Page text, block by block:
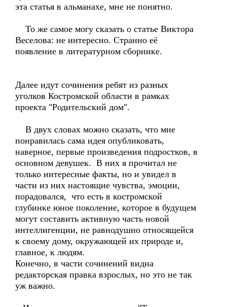
эта статья в альманахе, мне не понятно.
То же самое могу сказать о статье Виктора
Веселова: не интересно. Странно её
появление в литературном сборнике.
Далее идут сочинения ребят из разных
уголков Костромской области в рамках
проекта "Родительский дом".
В двух словах можно сказать, что мне
понравилась сама идея опубликовать,
наверное, первые произведения подростков, в
основном девушек. В них я прочитал не
только интересные факты, но и увидел в
части из них настоящие чувства, эмоции,
порадовался, что есть в костромской
глубинке юное поколение, которое в будущем
могут составить активную часть новой
интеллигенции, не равнодушно относящейся
к своему дому, окружающей их природе и,
главное, к людям.
Конечно, в части сочинений видна
редакторская правка взрослых, но это не так
уж важно.